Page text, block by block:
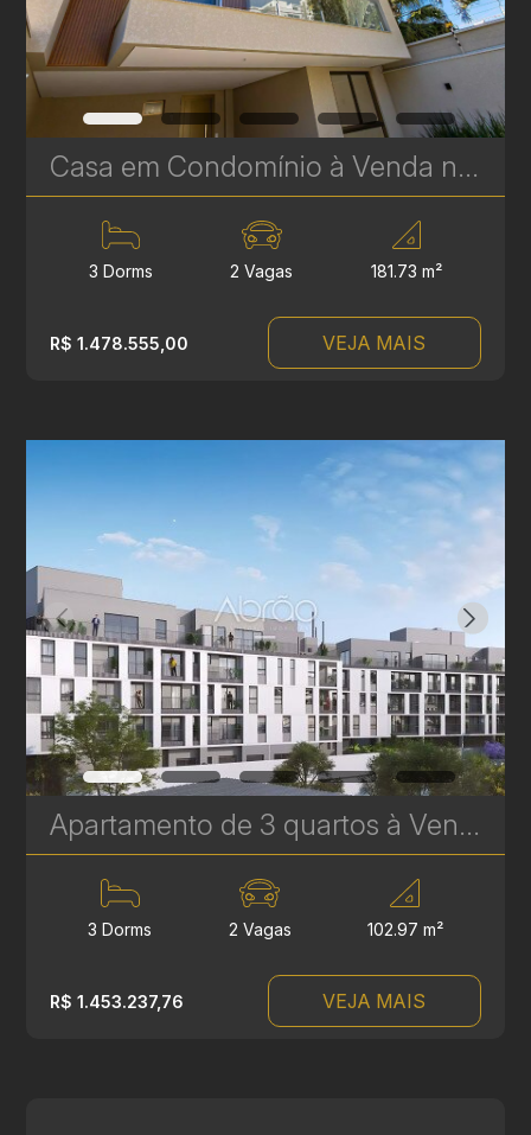
Casa em Condomínio à Venda no Boa Vista – 3 Suítes, Terraço Gourmet e Spa | Residencial Villa Milano | Ref. 1741
3 Dorms 2 Vagas 181.73 m²
R$ 1.478.555,00 VEJA MAIS
Apartamento de 3 quartos à Venda no Le Gris - Santa Felicidade - 102 m² Privativos | Ref. 1760
3 Dorms 2 Vagas 102.97 m²
R$ 1.453.237,76 VEJA MAIS